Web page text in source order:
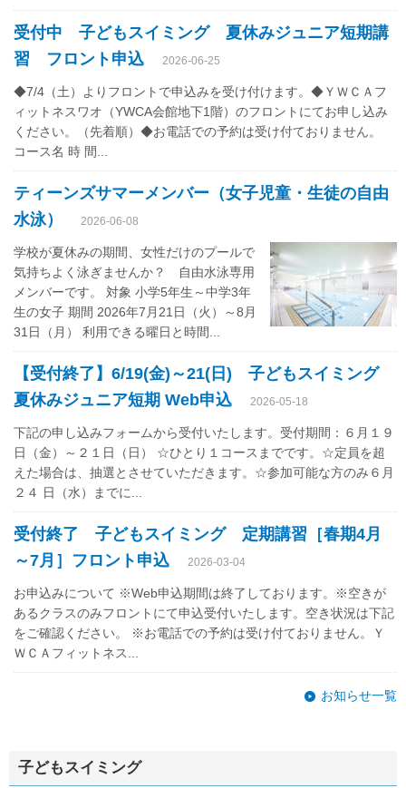
受付中 子どもスイミング 夏休みジュニア短期講
習 フロント申込
2026-06-25
◆7/4（土）よりフロントで申込みを受け付けます。◆ＹＷＣＡフ
ィットネスワオ（YWCA会館地下1階）のフロントにてお申し込み
ください。（先着順）◆お電話での予約は受け付ておりません。
コース名 時 間...
ティーンズサマーメンバー（女子児童・生徒の自由
水泳）
2026-06-08
学校が夏休みの期間、女性だけのプールで
気持ちよく泳ぎませんか？ 自由水泳専用
メンバーです。 対象 小学5年生～中学3年
生の女子 期間 2026年7月21日（火）～8月
31日（月） 利用できる曜日と時間...
【受付終了】6/19(金)～21(日) 子どもスイミング
夏休みジュニア短期 Web申込
2026-05-18
下記の申し込みフォームから受付いたします。受付期間：６月１９
日（金）～２１日（日） ☆ひとり１コースまでです。☆定員を超
えた場合は、抽選とさせていただきます。☆参加可能な方のみ６月
２４ 日（水）までに...
受付終了 子どもスイミング 定期講習［春期4月
～7月］フロント申込
2026-03-04
お申込みについて ※Web申込期間は終了しております。※空きが
あるクラスのみフロントにて申込受付いたします。空き状況は下記
をご確認ください。 ※お電話での予約は受け付ておりません。Ｙ
ＷＣＡフィットネス...
お知らせ一覧
子どもスイミング